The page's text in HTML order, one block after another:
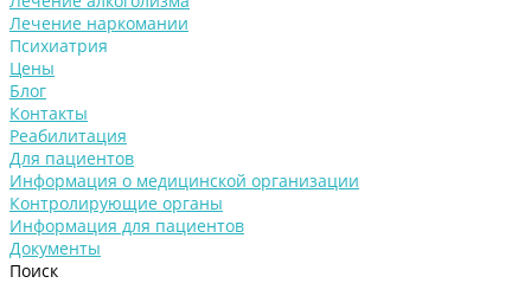
Лечение наркомании
Психиатрия
Цены
Блог
Контакты
Реабилитация
Для пациентов
Информация о медицинской организации
Контролирующие органы
Информация для пациентов
Документы
Поиск